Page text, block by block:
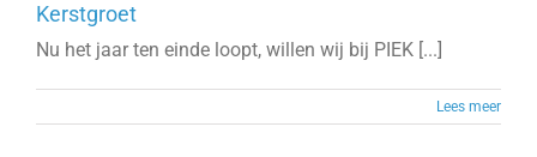
Kerstgroet
Nu het jaar ten einde loopt, willen wij bij PIEK [...]
Lees meer